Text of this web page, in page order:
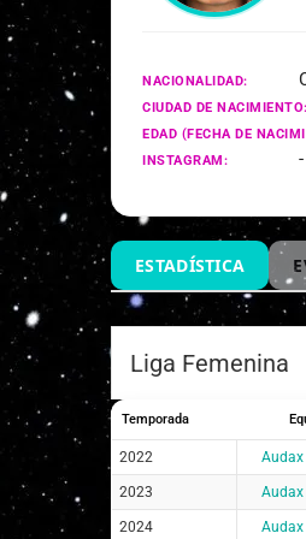
NACIONALIDAD:
CIUDAD DE NACIMIENTO:
EDAD (FECHA DE
INSTAGRAM: -
ESTADÍSTICA
Liga Femenina
Temporada
2022
2023
2024